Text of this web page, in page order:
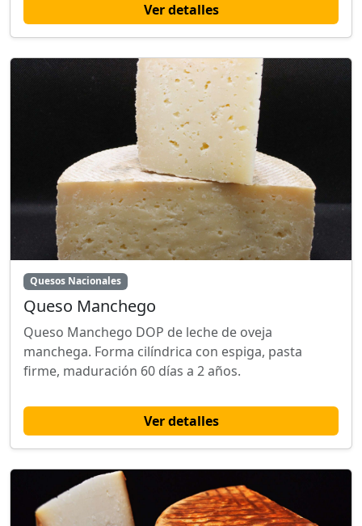
Ver detalles
Quesos Nacionales
Queso Manchego
Queso Manchego DOP de leche de oveja
manchega. Forma cilíndrica con espiga, pasta
firme, maduración 60 días a 2 años.
Ver detalles